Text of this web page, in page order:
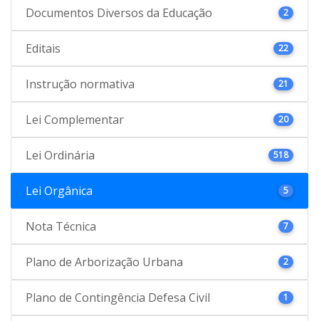
Documentos Diversos da Educação 2
Editais 22
Instrução normativa 21
Lei Complementar 20
Lei Ordinária 518
Lei Orgânica 5
Nota Técnica 7
Plano de Arborização Urbana 2
Plano de Contingência Defesa Civil 1